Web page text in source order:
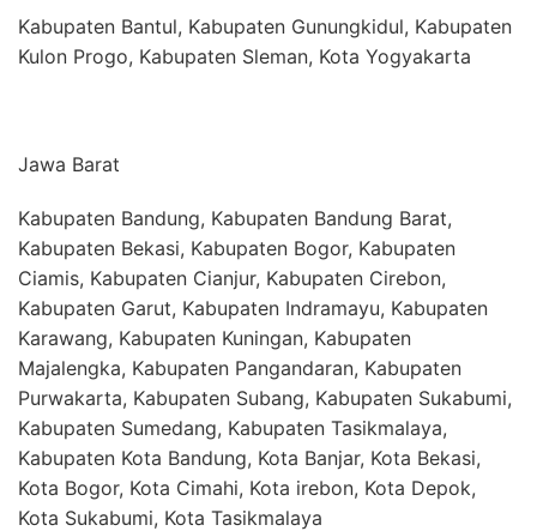
Kabupaten Bantul, Kabupaten Gunungkidul, Kabupaten
Kulon Progo, Kabupaten Sleman, Kota Yogyakarta
Jawa Barat
Kabupaten Bandung, Kabupaten Bandung Barat,
Kabupaten Bekasi, Kabupaten Bogor, Kabupaten
Ciamis, Kabupaten Cianjur, Kabupaten Cirebon,
Kabupaten Garut, Kabupaten Indramayu, Kabupaten
Karawang, Kabupaten Kuningan, Kabupaten
Majalengka, Kabupaten Pangandaran, Kabupaten
Purwakarta, Kabupaten Subang, Kabupaten Sukabumi,
Kabupaten Sumedang, Kabupaten Tasikmalaya,
Kabupaten Kota Bandung, Kota Banjar, Kota Bekasi,
Kota Bogor, Kota Cimahi, Kota irebon, Kota Depok,
Kota Sukabumi, Kota Tasikmalaya